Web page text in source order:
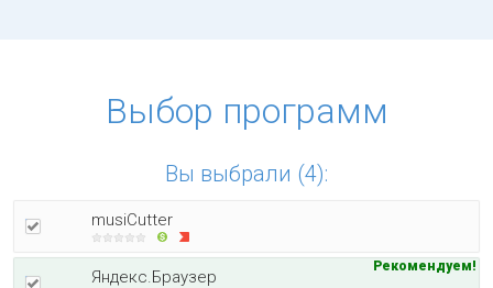
Выбор программ
Вы выбрали (4):
musiCutter
Яндекс.Браузер
Рекомендуем!